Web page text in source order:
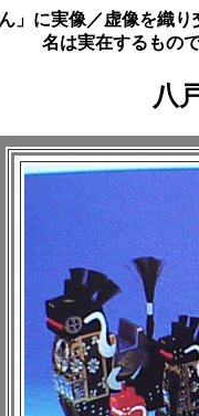
」に実像／虚像を織
名は実在するもの
八